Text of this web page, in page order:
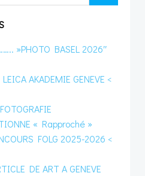
»PHOTO BASEL 2026″
AKADEMIE GENEVE <
« Rapproché »
FOLG 2025-2026 <
DE ART A GENEVE